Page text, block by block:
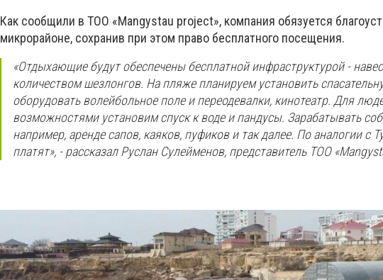
Как сообщили в ТОО «Mangystau project», компания обязуется
микрорайоне, сохранив при этом право бесплатного посещения.
«Отдыхающие будут обеспечены бесплатной инфраструктурой -
количеством шезлонгов. На пляже планируем установить
оборудовать волейбольное поле и переодевалки, кинотеатр. Для
возможностями установим спуск к воде и пандусы. Зарабатывать
например, аренде сапов, каяков, пуфиков и так далее. По аналогии с
платят», - рассказал Руслан Сулейменов, представитель ТОО